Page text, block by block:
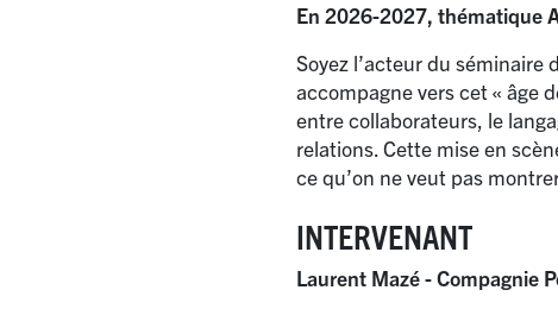
En 2026-2027, thématique
Soyez l’acteur du séminaire
accompagne vers cet « âge
entre collaborateurs, le
relations. Cette mise en
ce qu’on ne veut pas
INTERVENANT
Laurent Mazé - Compagnie